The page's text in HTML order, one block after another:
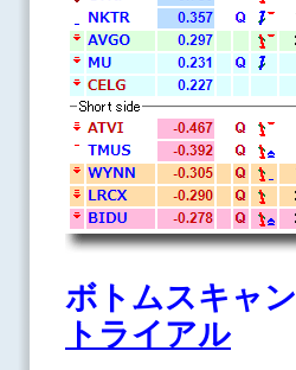
ボトムスキャン
トライアル